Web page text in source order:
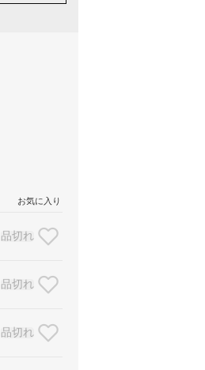
お気に入り
品切れ
品切れ
品切れ